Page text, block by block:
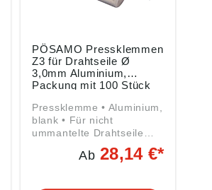
PÖSAMO Pressklemmen
Z3 für Drahtseile Ø
3,0mm Aluminium,
Packung mit 100 Stück
Pressklemme • Aluminium,
blank • Für nicht
ummantelte Drahtseile
von 1,5 bis 5,0 mm
Angaben gemäß
Ab28,14 €*